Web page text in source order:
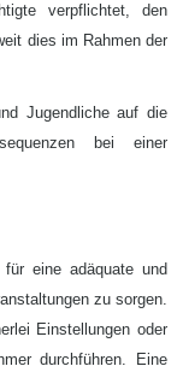
verpflichtet, den
dies im Rahmen der
Jugendliche auf die
bei einer
für eine adäquate und
zu sorgen.
Einstellungen oder
durchführen. Eine